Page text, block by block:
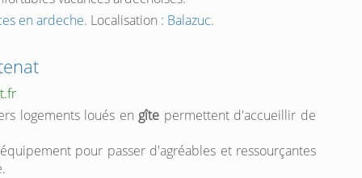
en ardeche. Localisation : Balazuc.
logements loués en gîte permettent d'accueillir de
pour passer d'agréables et ressourçantes